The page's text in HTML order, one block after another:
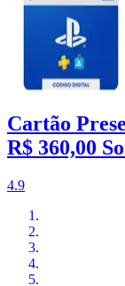
Cartão
R$ 360,00
4.9